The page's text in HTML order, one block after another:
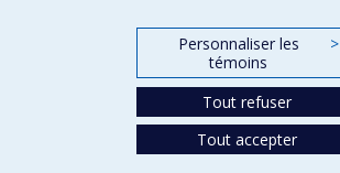
Personnaliser les
témoins
>
Tout refuser
Tout accepter